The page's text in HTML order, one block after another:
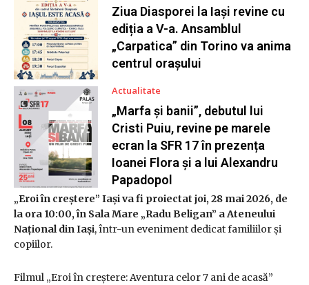
„Eroi în creștere” Iași va fi proiectat joi, 28 mai 2026, de
la ora 10:00, în Sala Mare „Radu Beligan” a Ateneului
Național din Iași, într-un eveniment dedicat familiilor și
copiilor.
Filmul „Eroi în creștere: Aventura celor 7 ani de acasă”
Ziua Diasporei la Iași revine cu
ediția a V-a. Ansamblul
„Carpatica” din Torino va anima
centrul orașului
Actualitate
„Marfa și banii”, debutul lui
Cristi Puiu, revine pe marele
ecran la SFR 17 în prezența
Ioanei Flora și a lui Alexandru
Papadopol